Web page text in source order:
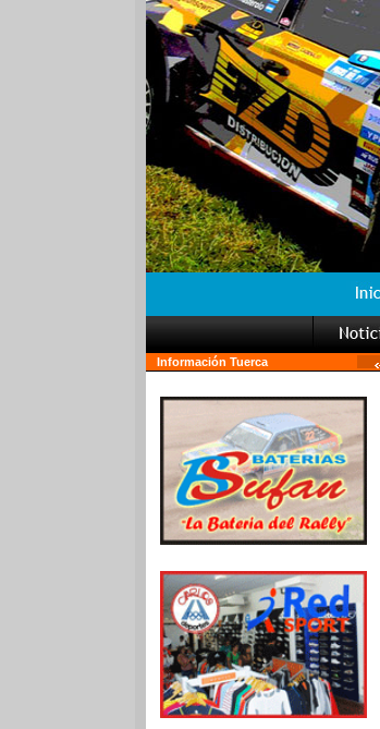
Información Tuerca